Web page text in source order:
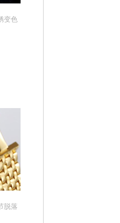
东道100号万达广场写字楼A座10层
浩特市玉泉区大学西街70号华润万象城
辉区中央街腕表时光售后服务中心（需提
冠区红军路腕表时光售后服务中心（需提
向阳区长安路腕表时光售后服务中心（需
东安区太平路腕表时光售后服务中心（需
桃山区大同街腕表时光售后服务中心（需
市龙沙区龙华路腕表时光售后服务中心（
尖山区新兴大街腕表时光售后服务中心（
林区新华街与康庄路交叉口腕表时光售
美区通河路腕表时光售后服务中心（需提
变色
脱落